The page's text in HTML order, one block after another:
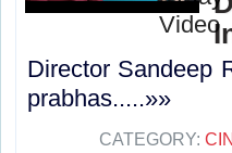
Director Sandeep
prabhas.....»»
CATEGORY: